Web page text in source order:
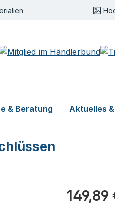
& Beratung Aktuelles
Regulärer
149,89